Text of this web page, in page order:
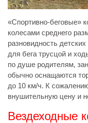
«Спортивно-беговые»
колесами среднего
разновидность
для бега трусцой и
по душе родителям,
обычно оснащаются
до 10 км/ч. К
внушительную цену и
Вездеходные